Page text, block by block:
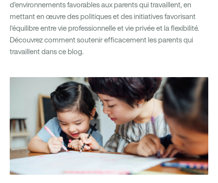
d'environnements favorables aux parents qui travaillent, en
mettant en œuvre des politiques et des initiatives favorisant
l'équilibre entre vie professionnelle et vie privée et la flexibilité.
Découvrez comment soutenir efficacement les parents qui
travaillent dans ce blog.